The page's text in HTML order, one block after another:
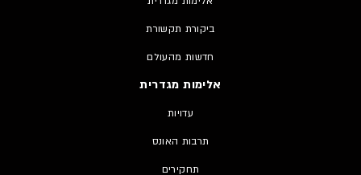
ביקורת תקשורת
חדשות מהעולם
אלימות מגדרית
עדויות
תרבות האונס
תחקירים